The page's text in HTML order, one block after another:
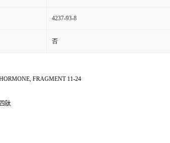
4237-93-8
否
FRAGMENT 11-24
肽